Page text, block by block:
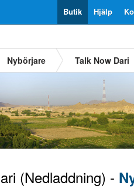
Hjälp
Butik
Nybörjare Talk Now Dari
(Nedladdning) -